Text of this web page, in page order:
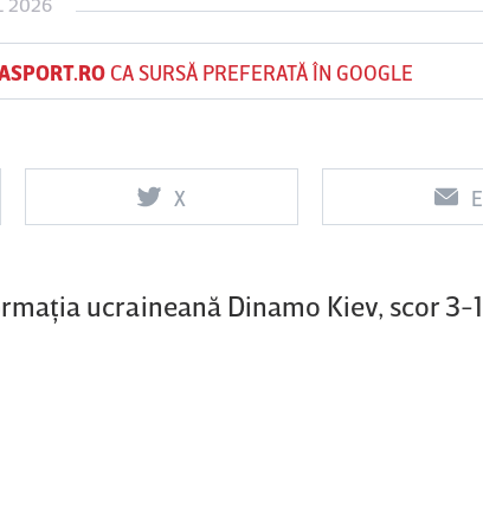
2026
CA SURSĂ PREFERATĂ ÎN GOOGLE
X
ucraineană Dinamo Kiev, scor 3-
Vs
Oţelul Galaţi
Universitatea
Vs
FC Argeş